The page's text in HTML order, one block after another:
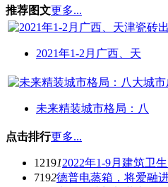
推荐图文更多...
2021年1-2月广西、天
未来精装城市格局：八
点击排行更多...
121912022年1-9月建筑卫
7192德普电蒸箱，将爱融